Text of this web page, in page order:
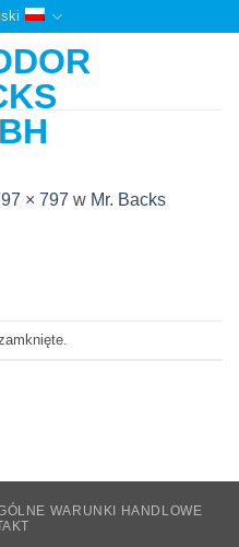
× 797 w Mr. Backs
WARUNKI HANDLOWE